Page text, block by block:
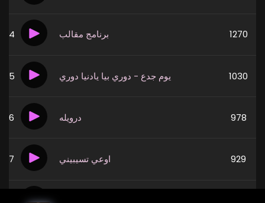
4 برنامج مقالب 1270
5 يوم جدع - دوري بيا يادنيا دوري 1030
6 درويله 978
7 اوعي تسيبيني 929